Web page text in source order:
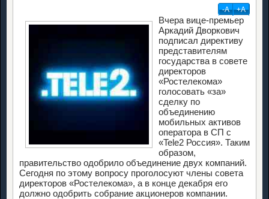
-А +А
Вчера вице-премьер
Аркадий Дворкович
подписал директиву
представителям
государства в совете
директоров
«Ростелекома»
голосовать «за»
сделку по
объединению
мобильных активов
оператора в СП с
«Tele2 Россия». Таким
образом,
правительство одобрило объединение двух компаний.
Сегодня по этому вопросу проголосуют члены совета
директоров «Ростелекома», а в конце декабря его
должно одобрить собрание акционеров компании.